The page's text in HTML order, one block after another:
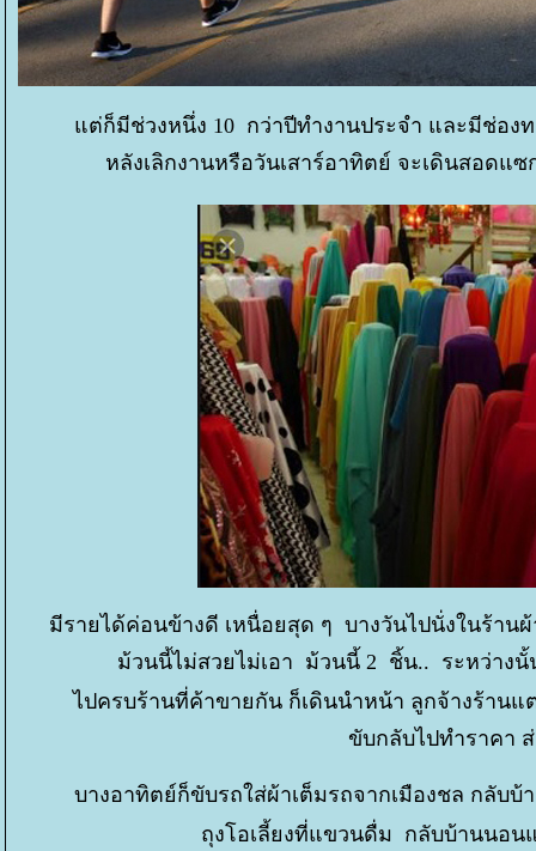
ต่ก็มีช่วงหนึ่ง 10 กว่าปีทำงานประจำ และมีช่อง
หลังเลิกงานหรือวันเสาร์อาทิตย์ จะเดินสอดแ
มีรายได้ค่อนข้างดี เหนื่อยสุด ๆ บางวันไปนั่งในร้า
ม้วนนี้ไม่สวยไม่เอา ม้วนนี้ 2 ชิ้น.. ระหว่าง
ไปครบร้านที่ค้าขายกัน ก็เดินนำหน้า ลูกจ้างร้านแ
ขับกลับไปทำราคา
บางอาทิตย์ก็ขับรถใส่ผ้าเต็มรถจากเมืองชล กลับ
ถุงโอเลี้ยงที่แขวนดื่ม กลับบ้านนอน